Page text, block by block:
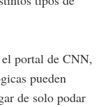
portal de CNN,
pueden
de solo podar